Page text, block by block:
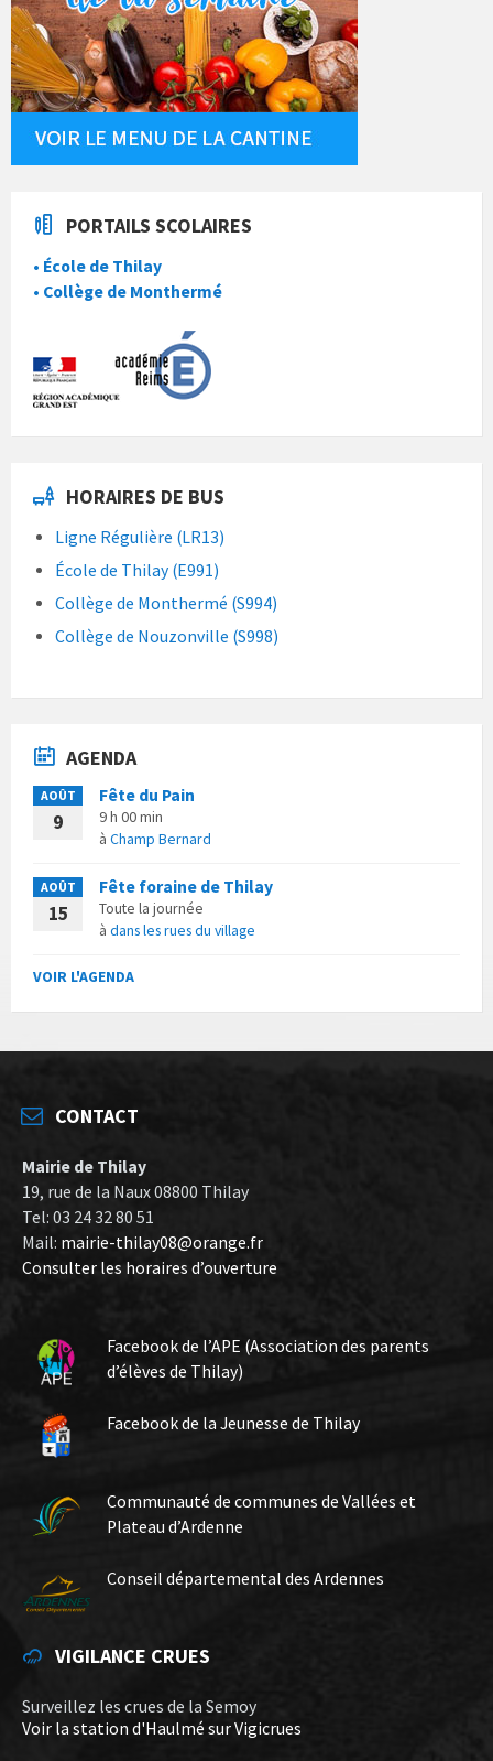
PORTAILS SCOLAIRES
• École de Thilay
• Collège de Monthermé
HORAIRES DE BUS
Ligne Régulière (LR13)
École de Thilay (E991)
Collège de Monthermé (S994)
Collège de Nouzonville (S998)
AGENDA
AOÛT
9
Fête du Pain
9 h 00 min
à Champ Bernard
AOÛT
15
Fête foraine de Thilay
Toute la journée
à dans les rues du village
VOIR L'AGENDA
CONTACT
Mairie de Thilay
19, rue de la Naux 08800 Thilay
Tel: 03 24 32 80 51
Mail: mairie-thilay08@orange.fr
Consulter les horaires d’ouverture
Facebook de l’APE (Association des parents
d’élèves de Thilay)
Facebook de la Jeunesse de Thilay
Communauté de communes de Vallées et
Plateau d’Ardenne
Conseil départemental des Ardennes
VIGILANCE CRUES
Surveillez les crues de la Semoy
Voir la station d'Haulmé sur Vigicrues